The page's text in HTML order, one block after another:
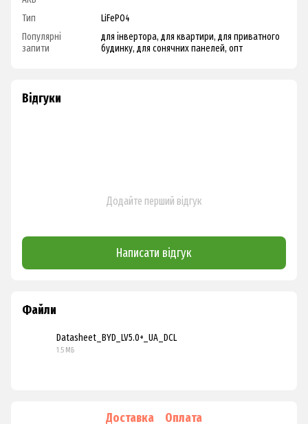
Тип
LiFePO4
Популярні
запити
для інвертора, для квартири, для приватного
будинку, для сонячних панелей, опт
Відгуки
Додайте перший відгук
Написати відгук
Файли
Datasheet_BYD_LV5.0+_UA_DCL
1.5 МБ
Доставка Оплата